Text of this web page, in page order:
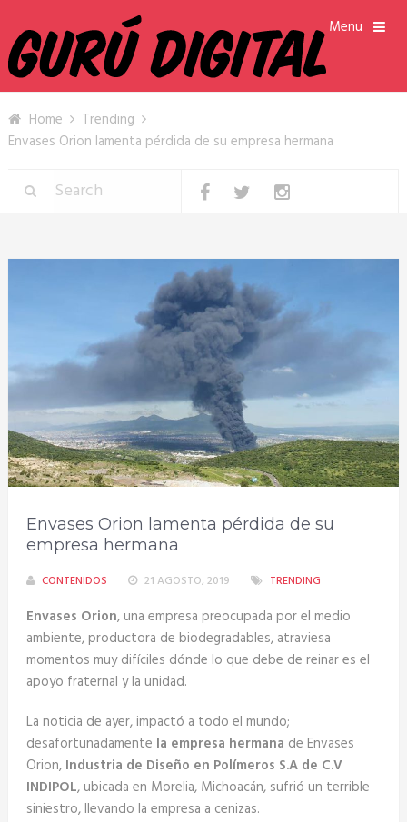
Menu
Home
Trending
Envases Orion lamenta pérdida de su empresa hermana
Envases Orion lamenta pérdida de su
empresa hermana
CONTENIDOS 21 AGOSTO, 2019 TRENDING
Envases Orion, una empresa preocupada por el medio
ambiente, productora de biodegradables, atraviesa
momentos muy difíciles dónde lo que debe de reinar es el
apoyo fraternal y la unidad.
La noticia de ayer, impactó a todo el mundo;
desafortunadamente la empresa hermana de Envases
Orion, Industria de Diseño en Polímeros S.A de C.V
INDIPOL, ubicada en Morelia, Michoacán, sufrió un terrible
siniestro, llevando la empresa a cenizas.